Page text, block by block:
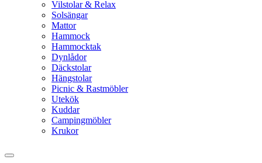
Vilstolar & Relax
Solsängar
Mattor
Hammock
Hammocktak
Dynlådor
Däckstolar
Hängstolar
Picnic & Rastmöbler
Utekök
Kuddar
Campingmöbler
Krukor